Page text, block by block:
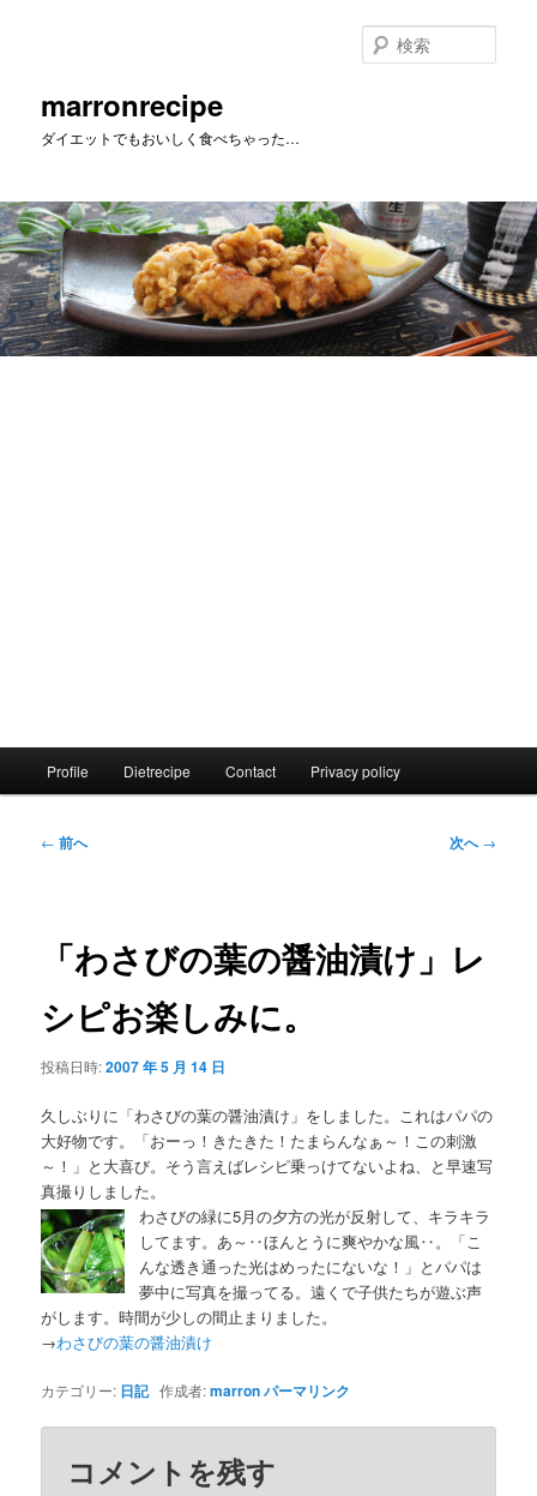
へ
移
動
marronrecipe
ダイエットでもおいしく食べちゃった…
索
Profile Dietrecipe Contact Privacy policy
投
ョ
ン
← 前へ 次へ→
「わさびの葉の醤油漬け」レ
シピお楽しみに。
投稿日時:2007 年 5 月 14 日
久しぶりに「わさびの葉の醤油漬け」をしました。これはパパの
大好物です。「おーっ！きたきた！たまらんなぁ～！この刺激
～！」と大喜び。そう言えばレシピ乗っけてないよね、と早速写
真撮りしました。
わさびの緑に5月の夕方の光が反射して、キラキラ
してます。あ～‥ほんとうに爽やかな風‥。「こ
んな透き通った光はめったにないな！」とパパは
夢中に写真を撮ってる。遠くで子供たちが遊ぶ声
がします。時間が少しの間止まりました。
→わさびの葉の醤油漬け
カテゴリー: 日記作成者:marronパーマリンク
コメントを残す